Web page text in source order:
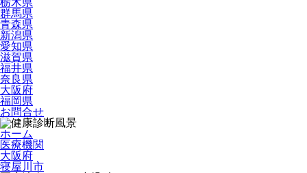
栃木県
群馬県
青森県
新潟県
愛知県
滋賀県
福井県
奈良県
大阪府
福岡県
お問合せ
ホーム
医療機関
大阪府
寝屋川市